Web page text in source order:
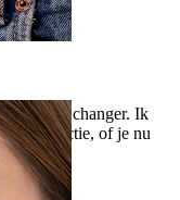
game changer. Ik
collectie, of je nu